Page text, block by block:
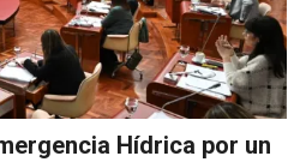
Hídrica por un